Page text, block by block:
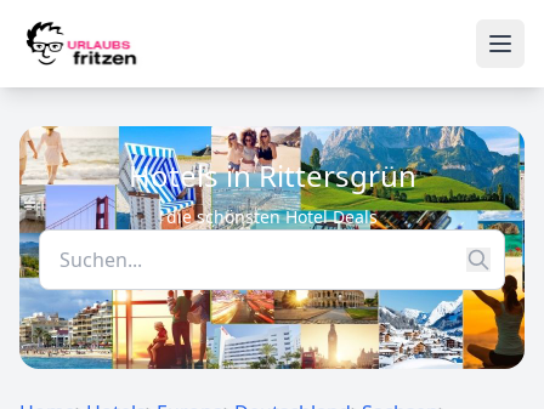
Hotels in Rittersgrün
die schönsten Hotel Deals